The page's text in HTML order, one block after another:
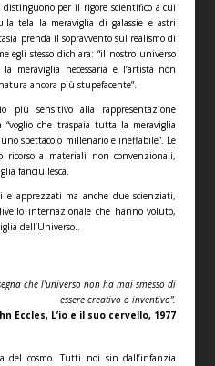
per il rigore scientifico a cui
tela la meraviglia di galassie e astri
prenda il sopravvento sul realismo di
egli stesso dichiara: “il nostro universo
meraviglia necessaria e l’artista non
ancora più stupefacente”.
più sensitivo alla rappresentazione
“voglio che traspaia tutta la meraviglia
uno spettacolo millenario e ineffabile”. Le
ricorso a materiali non convenzionali,
fanciullesca.
e apprezzati ma anche due scienziati,
internazionale che hanno voluto,
dell’Universo..
che l’universo non ha mai smesso di
essere creativo o inventivo”.
Eccles, L’io e il suo cervello, 1977
del cosmo. Tutti noi sin dall’infanzia